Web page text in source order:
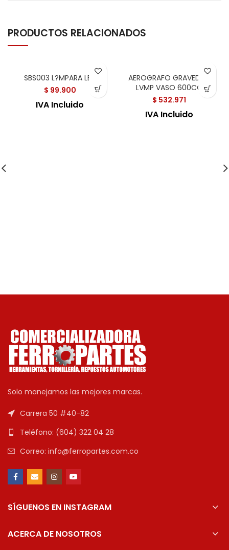
PRODUCTOS RELACIONADOS
SBS003 L?MPARA LED
$ 99.900
IVA Incluido
AEROGRAFO GRAVEDAD
LVMP VASO 600CC
$ 532.971
IVA Incluido
Solo manejamos las mejores marcas.
Carrera 50 #40-82
Teléfono: (604) 322 04 28
Correo: info@ferropartes.com.co
SÍGUENOS EN INSTAGRAM
ACERCA DE NOSOTROS